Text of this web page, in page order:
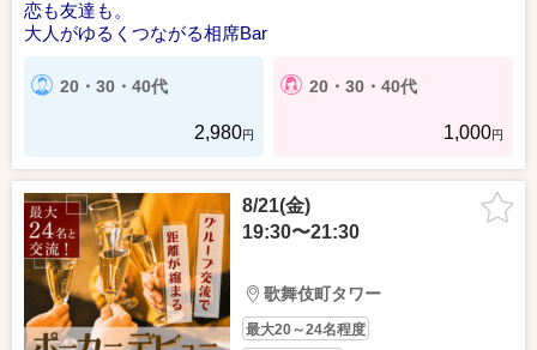
恋も友達も。
大人がゆるくつながる相席Bar
20・30・40代
2,980円
20・30・40代
1,000円
8/21(金)
19:30〜21:30
歌舞伎町タワー
最大20～24名程度